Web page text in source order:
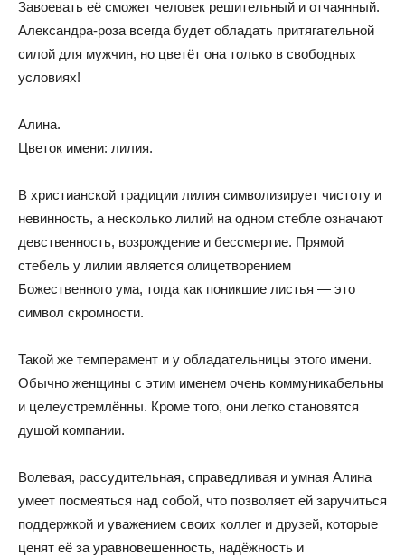
Завоевать её сможет человек решительный и отчаянный.
Александра-роза всегда будет обладать притягательной
силой для мужчин, но цветёт она только в свободных
условиях!
Алина.
Цветок имени: лилия.
В христианской традиции лилия символизирует чистоту и
невинность, а несколько лилий на одном стебле означают
девственность, возрождение и бессмертие. Прямой
стебель у лилии является олицетворением
Божественного ума, тогда как поникшие листья — это
символ скромности.
Такой же темперамент и у обладательницы этого имени.
Обычно женщины с этим именем очень коммуникабельны
и целеустремлённы. Кроме того, они легко становятся
душой компании.
Волевая, рассудительная, справедливая и умная Алина
умеет посмеяться над собой, что позволяет ей заручиться
поддержкой и уважением своих коллег и друзей, которые
ценят её за уравновешенность, надёжность и